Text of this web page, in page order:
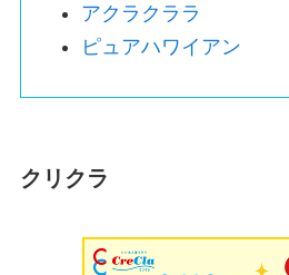
アクラクララ
ピュアハワイアン
クリクラ